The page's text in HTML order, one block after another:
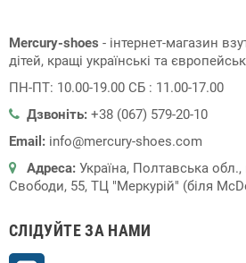
Mercury-shoes - інтернет-магазин
дітей, кращі українські та
ПН-ПТ: 10.00-19.00 СБ : 11.00-17.00
Дзвоніть: +38 (067) 579-20-10
Email: info@mercury-shoes.com
Адреса: Україна, Полтавська
Свободи, 55, ТЦ "Меркурій" (біля
СЛІДУЙТЕ ЗА НАМИ